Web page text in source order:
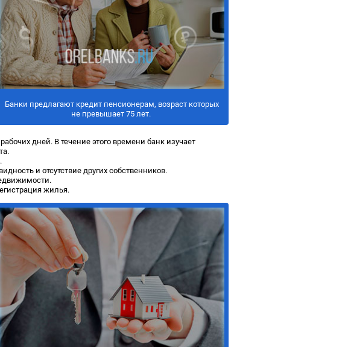
Банки предлагают кредит пенсионерам, возраст которых
не превышает 75 лет.
дней. В течение этого времени банк изучает
и отсутствие других собственников.
жилья.